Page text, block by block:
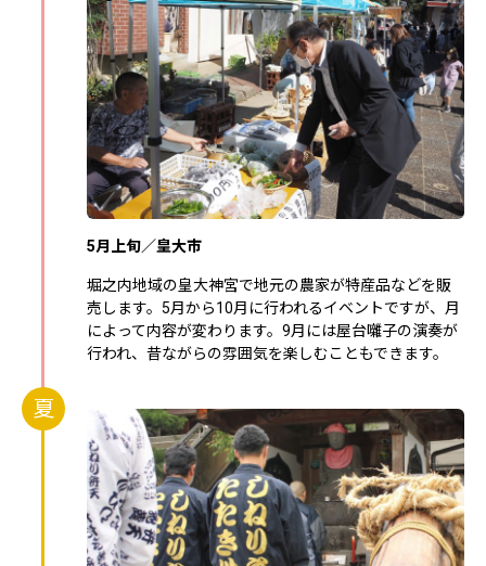
5月上旬／皇大市
堀之内地域の皇大神宮で地元の農家が特産品などを販
売します。5月から10月に行われるイベントですが、月
によって内容が変わります。9月には屋台囃子の演奏が
行われ、昔ながらの雰囲気を楽しむこともできます。
夏